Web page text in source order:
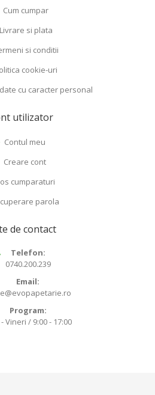
Cum cumpar
Livrare si plata
si conditii
cookie-uri
cu caracter personal
utilizator
Contul meu
Creare cont
cumparaturi
parola
de contact
Telefon:
0740.200.239
Email:
Program:
Vineri / 9:00 - 17:00